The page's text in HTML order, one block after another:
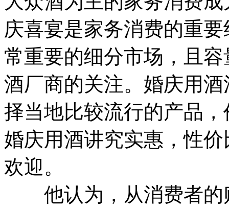
庆喜宴是家务消费的重
常重要的细分市场，且
酒厂商的关注。婚庆用
择当地比较流行的产品
婚庆用酒讲究实惠，性
欢迎。
他认为，从消费者的